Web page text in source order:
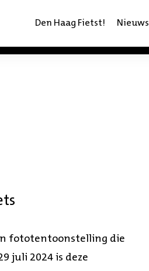
Den Haag Fietst! Nieuws
fototentoonstelling die
juli 2024 is deze